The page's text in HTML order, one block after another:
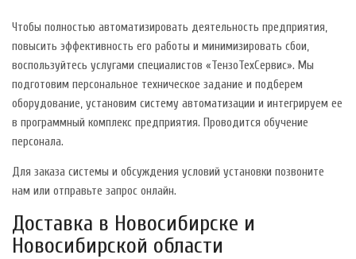
Чтобы полностью автоматизировать деятельность предприятия,
повысить эффективность его работы и минимизировать сбои,
воспользуйтесь услугами специалистов «ТензоТехСервис». Мы
подготовим персональное техническое задание и подберем
оборудование, установим систему автоматизации и интегрируем ее
в программный комплекс предприятия. Проводится обучение
персонала.
Для заказа системы и обсуждения условий установки позвоните
нам или отправьте запрос онлайн.
Доставка в Новосибирске и
Новосибирской области